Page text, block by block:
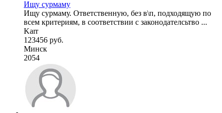
Ищу сурмаму
Ищу сурмаму. Ответственную, без в\п, подходящую по
всем критериям, в соответствии с законодателсьтво ...
Karr
123456 руб.
Минск
2054